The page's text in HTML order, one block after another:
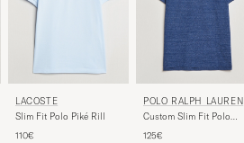
LACOSTE
Slim Fit Polo Piké Rill
110€
POLO RALPH LAUREN
Custom Slim Fit Polo
125€